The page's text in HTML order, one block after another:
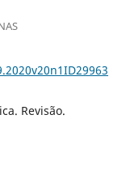
Revisão.